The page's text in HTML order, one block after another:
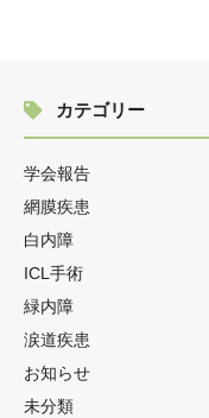
カテゴリー
学会報告
網膜疾患
白内障
ICL手術
緑内障
涙道疾患
お知らせ
未分類